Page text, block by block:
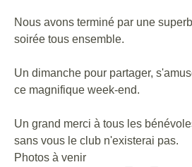
Nous avons terminé par une
soirée tous ensemble.
Un dimanche pour partager,
ce magnifique week-end.
Un grand merci à tous les
sans vous le club n'existerai pas.
Photos à venir